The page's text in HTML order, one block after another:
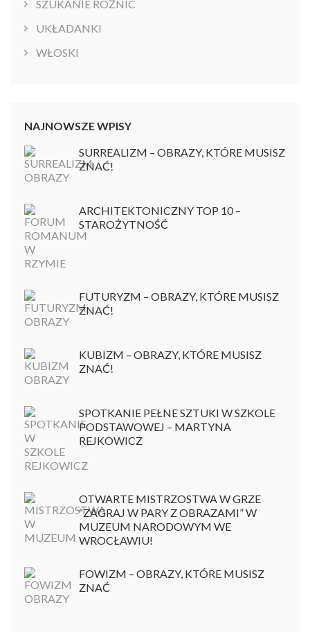
SZUKANIE RÓŻNIC
UKŁADANKI
WŁOSKI
NAJNOWSZE WPISY
SURREALIZM – OBRAZY, KTÓRE MUSISZ
ZNAĆ!
ARCHITEKTONICZNY TOP 10 –
STAROŻYTNOŚĆ
FUTURYZM – OBRAZY, KTÓRE MUSISZ
ZNAĆ!
KUBIZM – OBRAZY, KTÓRE MUSISZ
ZNAĆ!
SPOTKANIE PEŁNE SZTUKI W SZKOLE
PODSTAWOWEJ – MARTYNA
REJKOWICZ
OTWARTE MISTRZOSTWA W GRZE
“ZAGRAJ W PARY Z OBRAZAMI” W
MUZEUM NARODOWYM WE
WROCŁAWIU!
FOWIZM – OBRAZY, KTÓRE MUSISZ
ZNAĆ